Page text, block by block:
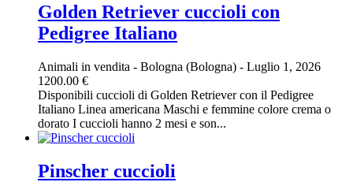
Golden Retriever cuccioli con
Pedigree Italiano
Animali in vendita - Bologna (Bologna) - Luglio 1, 2026
1200.00 €
Disponibili cuccioli di Golden Retriever con il Pedigree
Italiano Linea americana Maschi e femmine colore crema o
dorato I cuccioli hanno 2 mesi e son...
Pinscher cuccioli